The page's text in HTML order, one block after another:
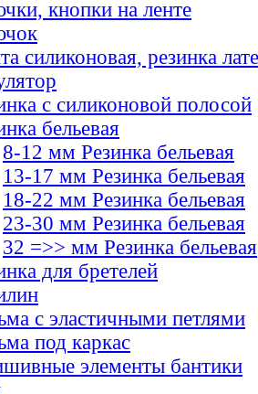
кнопки на ленте
силиконовая, резинка
с силиконовой полосой
бельевая
8-12 мм Резинка бельевая
13-17 мм Резинка бельевая
18-22 мм Резинка бельевая
23-30 мм Резинка бельевая
32 =>> мм Резинка бельевая
для бретелей
с эластичными петлями
под каркас
элементы бантики